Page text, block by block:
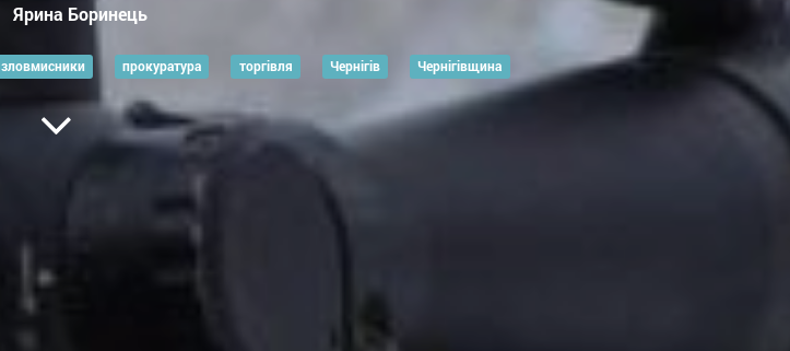
Ярина Боринець
зловмисники прокуратура торгівля Чернігів Чернігівщина